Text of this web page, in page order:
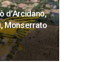
d’Arcidano,
Monserrato